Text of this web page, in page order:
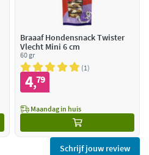
Braaaf Hondensnack Twister
Vlecht Mini 6 cm
60 gr
1
4,79
Maandag in huis
Schrijf jouw review